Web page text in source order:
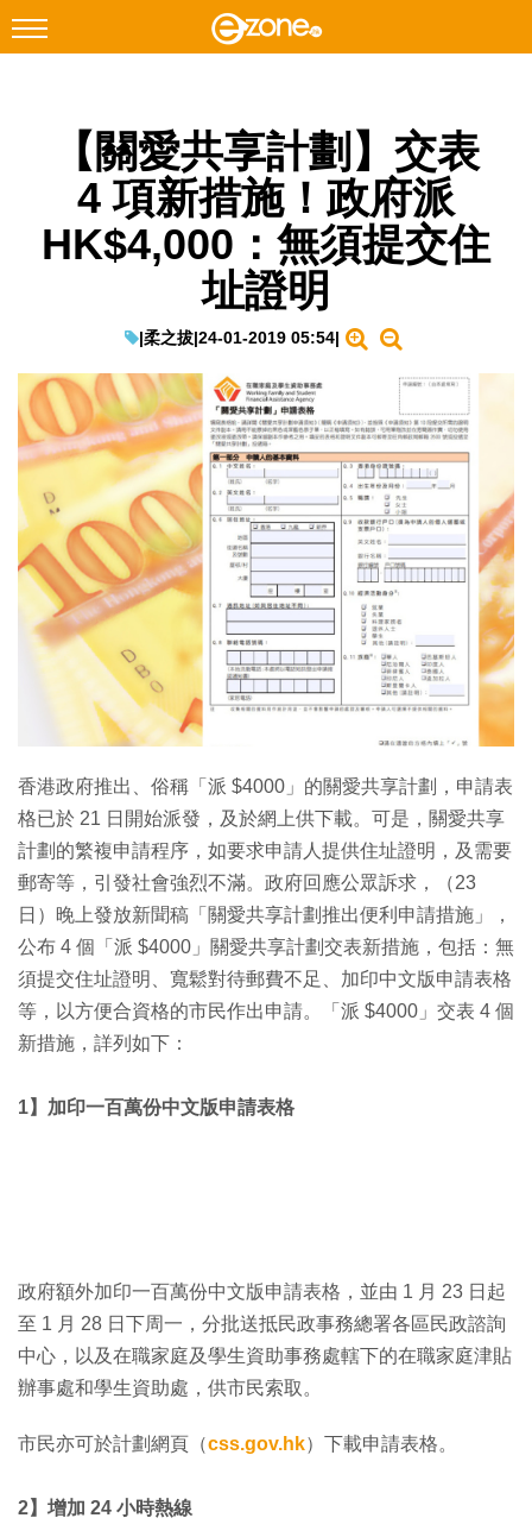
Facebook Instagram
科技焦點
網絡生活
EduTech
IT Times
生成式AI與雲端應用
Enterprise Digital Transformation
特集
【關愛共享計劃】交表
4 項新措施！政府派
HK$4,000：無須提交住
址證明
|柔之拔|24-01-2019 05:54|
香港政府推出、俗稱「派 $4000」的關愛共享計劃，申請表
格已於 21 日開始派發，及於網上供下載。可是，關愛共享
計劃的繁複申請程序，如要求申請人提供住址證明，及需要
郵寄等，引發社會強烈不滿。政府回應公眾訴求，（23
日）晚上發放新聞稿「關愛共享計劃推出便利申請措施」，
公布 4 個「派 $4000」關愛共享計劃交表新措施，包括：無
須提交住址證明、寬鬆對待郵費不足、加印中文版申請表格
等，以方便合資格的市民作出申請。「派 $4000」交表 4 個
新措施，詳列如下：
1】加印一百萬份中文版申請表格
政府額外加印一百萬份中文版申請表格，並由 1 月 23 日起
至 1 月 28 日下周一，分批送抵民政事務總署各區民政諮詢
中心，以及在職家庭及學生資助事務處轄下的在職家庭津貼
辦事處和學生資助處，供市民索取。
市民亦可於計劃網頁（css.gov.hk）下載申請表格。
2】增加 24 小時熱線